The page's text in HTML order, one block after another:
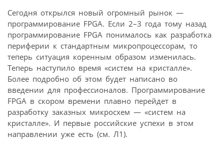
Сегодня открылся новый огромный рынок —
программирование FPGA. Если 2–3 года тому назад
программирование FPGA понималось как разработка
периферии к стандартным микропроцессорам, то
теперь ситуация коренным образом изменилась.
Теперь наступило время «систем на кристалле».
Более подробно об этом будет написано во
введении для профессионалов. Программирование
FPGA в скором времени плавно перейдет в
разработку заказных микросхем — «систем на
кристалле». И первые российские успехи в этом
направлении уже есть (см. Л1).